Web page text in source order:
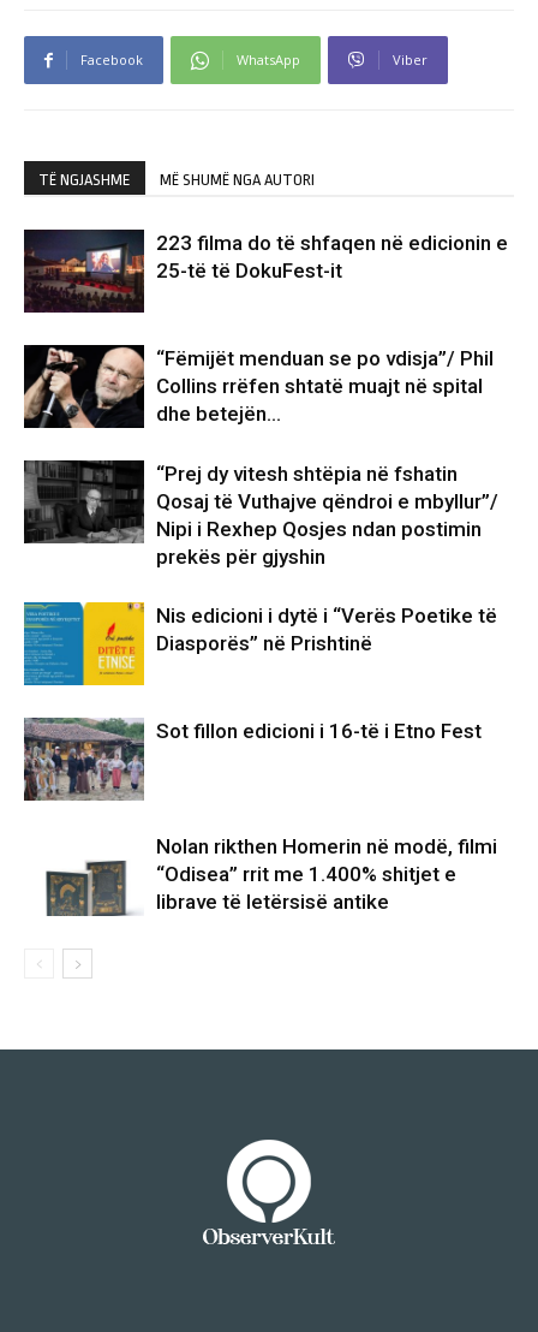
Facebook WhatsApp Viber
TË NGJASHME MË SHUMË NGA AUTORI
223 filma do të shfaqen në edicionin e
25-të të DokuFest-it
“Fëmijët menduan se po vdisja”/ Phil
Collins rrëfen shtatë muajt në spital
dhe betejën…
“Prej dy vitesh shtëpia në fshatin
Qosaj të Vuthajve qëndroi e mbyllur”/
Nipi i Rexhep Qosjes ndan postimin
prekës për gjyshin
Nis edicioni i dytë i “Verës Poetike të
Diasporës” në Prishtinë
Sot fillon edicioni i 16-të i Etno Fest
Nolan rikthen Homerin në modë, filmi
“Odisea” rrit me 1.400% shitjet e
librave të letërsisë antike